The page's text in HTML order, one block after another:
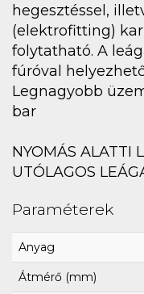
hegesztéssel,
(elektrofitting)
folytatható. A
fúróval
Legnagyobb
bar
NYOMÁS ALATTI
UTÓLAGOS
Paraméterek
Anyag
Átmérő (mm)